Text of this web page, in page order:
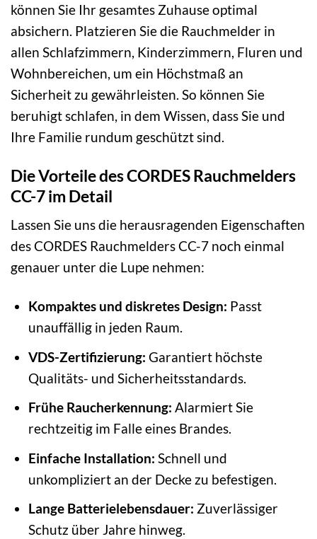
können Sie Ihr gesamtes Zuhause optimal
absichern. Platzieren Sie die Rauchmelder in
allen Schlafzimmern, Kinderzimmern, Fluren und
Wohnbereichen, um ein Höchstmaß an
Sicherheit zu gewährleisten. So können Sie
beruhigt schlafen, in dem Wissen, dass Sie und
Ihre Familie rundum geschützt sind.
Die Vorteile des CORDES Rauchmelders
CC-7 im Detail
Lassen Sie uns die herausragenden Eigenschaften
des CORDES Rauchmelders CC-7 noch einmal
genauer unter die Lupe nehmen:
Kompaktes und diskretes Design: Passt
unauffällig in jeden Raum.
VDS-Zertifizierung: Garantiert höchste
Qualitäts- und Sicherheitsstandards.
Frühe Raucherkennung: Alarmiert Sie
rechtzeitig im Falle eines Brandes.
Einfache Installation: Schnell und
unkompliziert an der Decke zu befestigen.
Lange Batterielebensdauer: Zuverlässiger
Schutz über Jahre hinweg.